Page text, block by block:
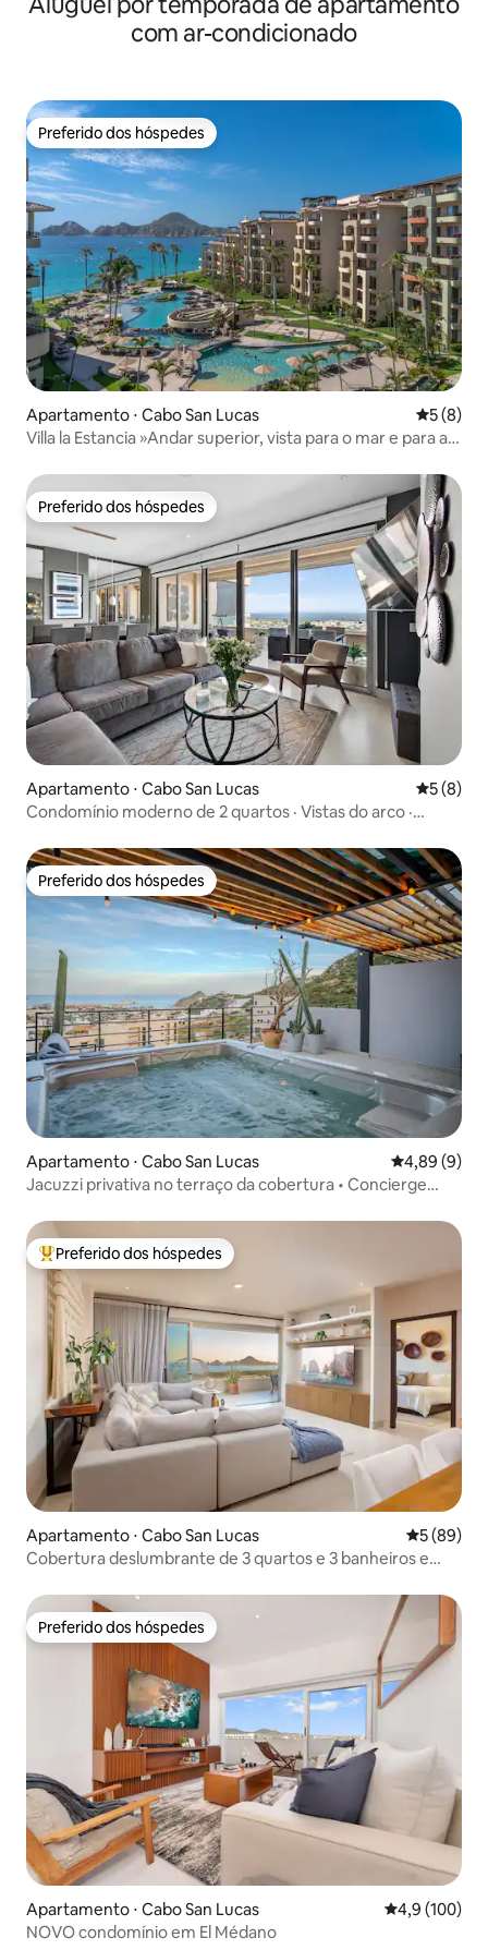
com ar-condicionado
Preferido dos hóspedes
Preferido dos hóspedes
Apartamento ⋅ Cabo San Lucas 5 de
5 (8)
Villa la Estancia »Andar superior, vista para o mar e para a
Preferido dos hóspedes
Preferido dos hóspedes
Apartamento ⋅ Cabo San Lucas 5 de
5 (8)
Condomínio moderno de 2 quartos · Vistas do arco ·
Preferido dos hóspedes
Preferido dos hóspedes
Apartamento ⋅ Cabo San Lucas 4,89 de uma
4,89 (9)
Jacuzzi privativa no terraço da cobertura • Concierge
Entre os melhores preferidos dos hóspedes
Preferido dos hóspedes
Apartamento ⋅ Cabo San Lucas 5 de uma
5 (89)
Cobertura deslumbrante de 3 quartos e 3 banheiros e
Preferido dos hóspedes
Preferido dos hóspedes
Apartamento ⋅ Cabo San Lucas 4,9 de uma
4,9 (100)
NOVO condomínio em El Médano